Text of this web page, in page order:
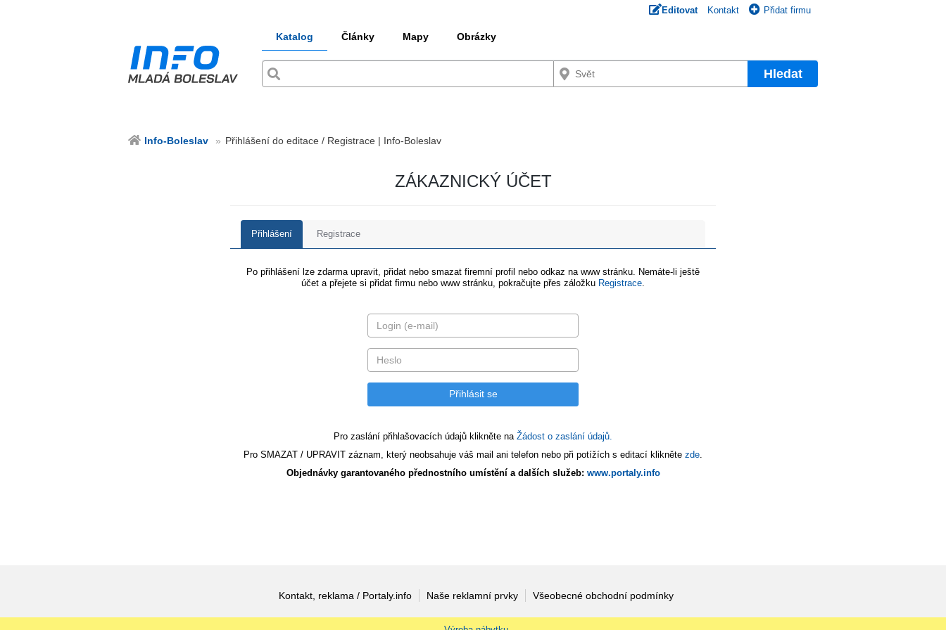
Editovat Kontakt Přidat firmu
Katalog Články Mapy Obrázky
Hledat
Info-Boleslav Přihlášení do editace / Registrace | Info-Boleslav
ZÁKAZNICKÝ ÚČET
Přihlášení Registrace
Po přihlášení lze zdarma upravit, přidat nebo smazat firemní profil nebo odkaz na www stránku. Nemáte-li ještě
účet a přejete si přidat firmu nebo www stránku, pokračujte přes záložku Registrace
Pro zaslání přihlašovacích údajů klikněte na Žádost o zaslání údajů.
Pro SMAZAT / UPRAVIT záznam, který neobsahuje váš mail ani telefon nebo při potížích s editací klikněte zde
Objednávky garantovaného přednostního umístění a dalších služeb: www.portaly.info
Kontakt, reklama / Portaly.info Naše reklamní prvky Všeobecné obchodní podmínky